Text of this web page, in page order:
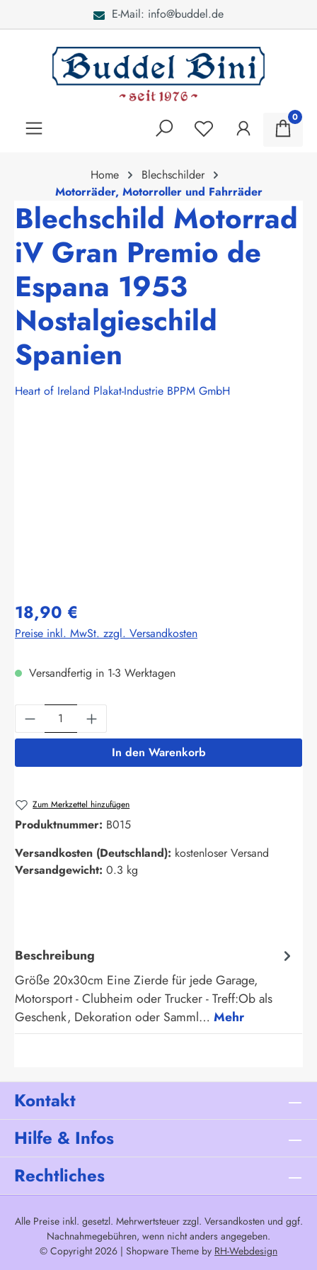
E-Mail: info@buddel.de
0
Home
Blechschilder
Motorräder, Motorroller und Fahrräder
Blechschild Motorrad
iV Gran Premio de
Espana 1953
Nostalgieschild
Spanien
Heart of Ireland Plakat-Industrie BPPM GmbH
18,90 €
Preise inkl. MwSt. zzgl. Versandkosten
Versandfertig in 1-3 Werktagen
Produkt Anzahl: Gib den gewünschten
In den Warenkorb
Zum Merkzettel hinzufügen
Produktnummer: B015
Versandkosten (Deutschland): kostenloser Versand
Versandgewicht: 0.3 kg
Beschreibung
Größe 20x30cm Eine Zierde für jede Garage,
Motorsport - Clubheim oder Trucker - Treff:Ob als
Geschenk, Dekoration oder Samml… Mehr
Kontakt
Hilfe & Infos
Rechtliches
Alle Preise inkl. gesetzl. Mehrwertsteuer zzgl. Versandkostenund ggf.
Nachnahmegebühren, wenn nicht anders angegeben.
© Copyright 2026 | Shopware Theme by RH-Webdesign